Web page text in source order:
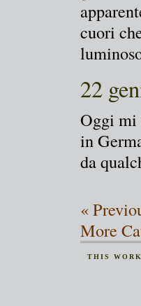
cuori
22
Oggi mi
in
da
«
More
THIS WORK